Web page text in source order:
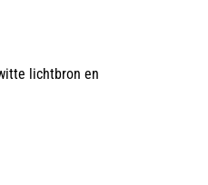
lichtbron en
en schemeringssensor. aantal